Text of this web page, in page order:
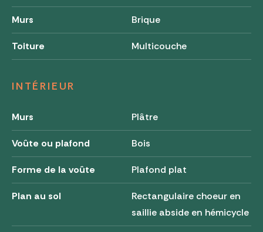
Murs Brique
Toiture Multicouche
INTÉRIEUR
Murs Plâtre
Voûte ou plafond Bois
Forme de la voûte Plafond plat
Plan au sol
Rectangulaire choeur en
saillie abside en hémicycle